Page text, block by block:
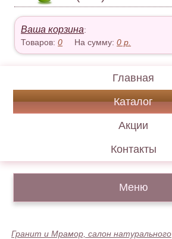
Ваша корзина:
Товаров:0 На сумму:0 р.
Главная
Каталог
Акции
Контакты
Меню
Гранит и Мрамор, салон натурального